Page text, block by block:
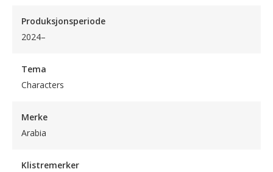
Produksjonsperiode
2024–
Tema
Characters
Merke
Arabia
Klistremerker